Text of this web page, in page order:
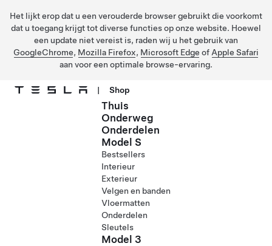
Het lijkt erop dat u een verouderde browser gebruikt die voorkomt
dat u toegang krijgt tot diverse functies op onze website. Hoewel
een update niet vereist is, raden wij u het gebruik van
GoogleChrome, Mozilla Firefox, Microsoft Edge of Apple Safari
aan voor een optimale browse-ervaring.
| Shop
Thuis
Onderweg
Onderdelen
Model S
Bestsellers
Interieur
Exterieur
Velgen en banden
Vloermatten
Onderdelen
Sleutels
Model 3